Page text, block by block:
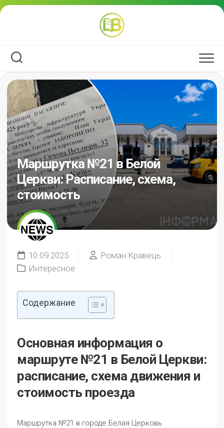
Перейти
Маршрутка №21 в Белой
Церкви: Расписание, схема,
стоимость
10.09.2025
Роман Кравець
Интересное
Содержание
Основная информация о
маршруте №21 в Белой Церкви:
расписание, схема движения и
стоимость проезда
Маршрутка №21 в городе Белая Церковь